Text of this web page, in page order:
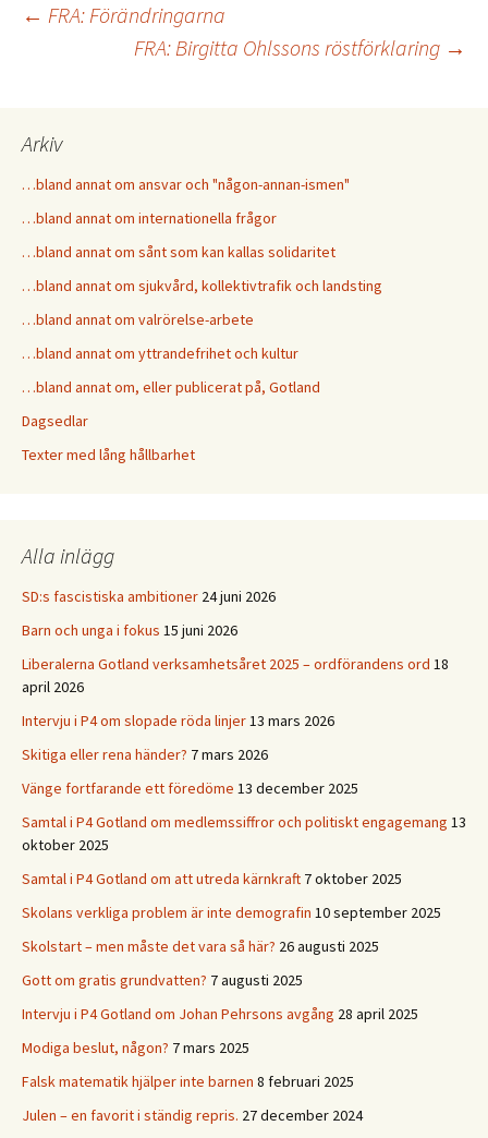
Inläggsnavigering
← FRA: Förändringarna
FRA: Birgitta Ohlssons röstförklaring →
Arkiv
…bland annat om ansvar och "någon-annan-ismen"
…bland annat om internationella frågor
…bland annat om sånt som kan kallas solidaritet
…bland annat om sjukvård, kollektivtrafik och landsting
…bland annat om valrörelse-arbete
…bland annat om yttrandefrihet och kultur
…bland annat om, eller publicerat på, Gotland
Dagsedlar
Texter med lång hållbarhet
Alla inlägg
SD:s fascistiska ambitioner 24 juni 2026
Barn och unga i fokus 15 juni 2026
Liberalerna Gotland verksamhetsåret 2025 – ordförandens ord 18
april 2026
Intervju i P4 om slopade röda linjer13 mars 2026
Skitiga eller rena händer? 7 mars 2026
Vänge fortfarande ett föredöme 13 december 2025
Samtal i P4 Gotland om medlemssiffror och politiskt engagemang 13
oktober 2025
Samtal i P4 Gotland om att utreda kärnkraft 7 oktober 2025
Skolans verkliga problem är inte demografin 10 september 2025
Skolstart – men måste det vara så här? 26 augusti 2025
Gott om gratis grundvatten? 7 augusti 2025
Intervju i P4 Gotland om Johan Pehrsons avgång 28 april 2025
Modiga beslut, någon? 7 mars 2025
Falsk matematik hjälper inte barnen 8 februari 2025
Julen – en favorit i ständig repris. 27 december 2024